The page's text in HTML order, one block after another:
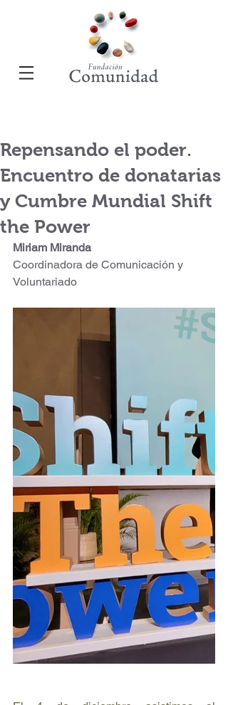
Repensando el poder.
Encuentro de donatarias
y Cumbre Mundial Shift
the Power
Miriam Miranda
Coordinadora de Comunicación y
Voluntariado